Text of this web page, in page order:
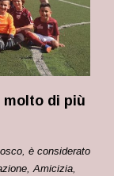
di più
è considerato
Amicizia,